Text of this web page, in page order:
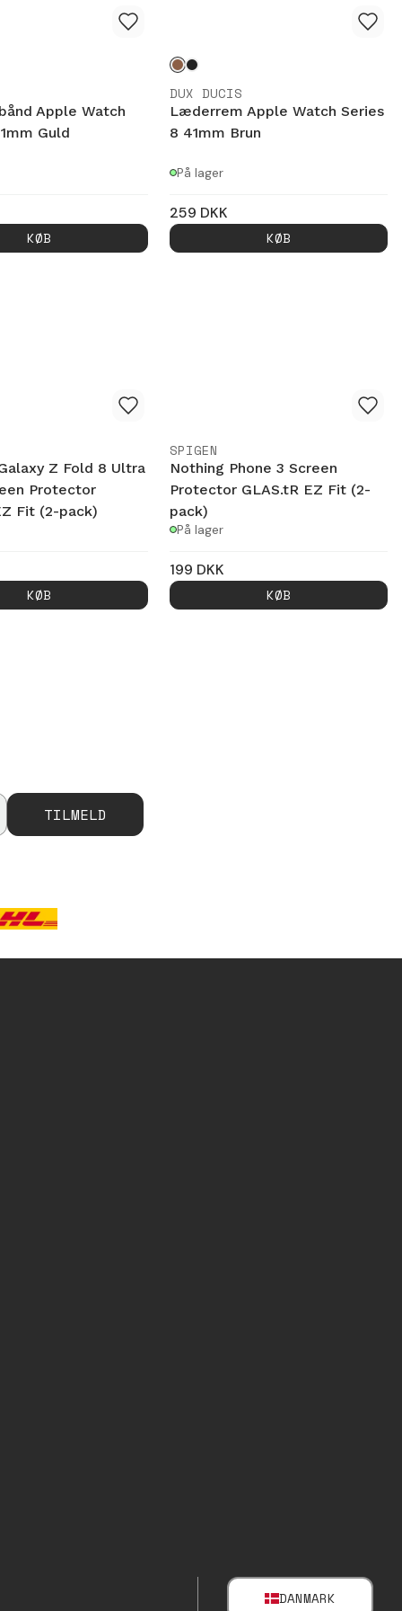
Apple Watch
Guld
KØB
DUX DUCIS
Læderrem Apple Watch Series
8 41mm Brun
På lager
259 DKK
KØB
Z Fold 8 Ultra
Protector
Fit (2-pack)
KØB
SPIGEN
Nothing Phone 3 Screen
Protector GLAS.tR EZ Fit (2-
pack)
På lager
199 DKK
KØB
TILMELD
DANMARK